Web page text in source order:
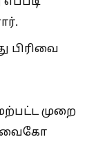
பிரிவை
முறை
வைகோ